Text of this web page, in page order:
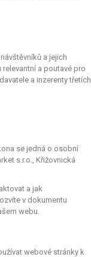
a jejich
a poutavé pro
a inzerenty třetích
se jedná o osobní
s.r.o., Křižovnická
a jak
v dokumentu
webu.
webové stránky k